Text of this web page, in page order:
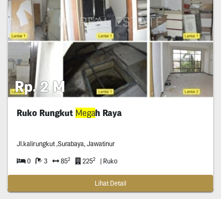
Rp. 2 M
Ruko Rungkut Megah Raya
Jl.kalirungkut ,Surabaya, Jawatinur
0 3 852 2252 | Ruko
Lihat Detail